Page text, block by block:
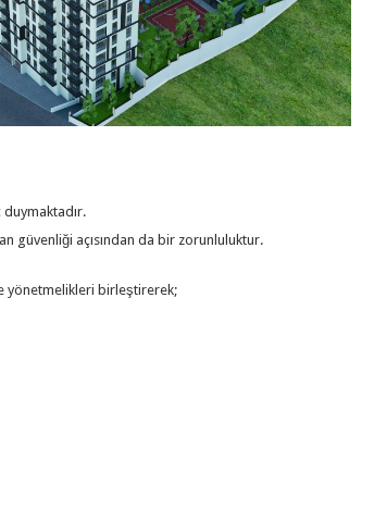
duymaktadır.
güvenliği açısından da bir zorunluluktur.
yönetmelikleri birleştirerek;